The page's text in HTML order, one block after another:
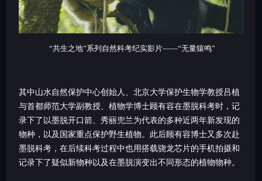
“共生之地”系列自然科考纪实影片——“无量猿鸣”
其中山水自然保护中心创始人、北京大学保护生物学教授吕植
与首都师范大学副教授、植物学博士顾有容在墨脱科考时，记
录下了以墨脱开口箭、秀丽兜兰为代表的多种近两年新发现的
物种，以及国家重点保护野生植物。此后顾有容博士又多次赴
墨脱科考，在后续科考过程中也用搭载骁龙芯片的手机拍摄和
记录下了疑似新物种以及在墨脱演变出不同形态的植物物种。